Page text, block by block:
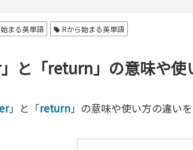
まる英単語 Rから始まる英単語
」と「return」の意味や
」と「return」の意味や使い方の違い